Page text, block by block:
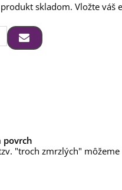
skladom. Vložte váš
povrch
"troch zmrzlých" môžeme